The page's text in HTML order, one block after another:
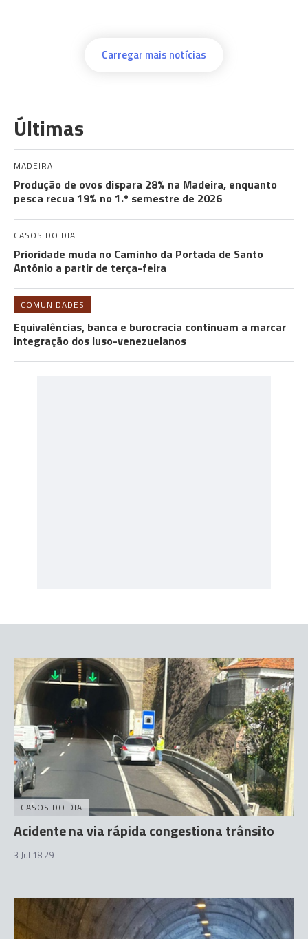
Carregar mais notícias
Últimas
MADEIRA
Produção de ovos dispara 28% na Madeira, enquanto
pesca recua 19% no 1.º semestre de 2026
CASOS DO DIA
Prioridade muda no Caminho da Portada de Santo
António a partir de terça-feira
COMUNIDADES
Equivalências, banca e burocracia continuam a marcar
integração dos luso-venezuelanos
CASOS DO DIA
Acidente na via rápida congestiona trânsito
3 Jul 18:29